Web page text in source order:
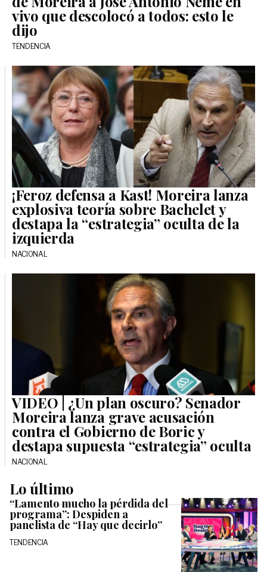
vivo que descolocó a todos: esto le
dijo
TENDENCIA
¡Feroz defensa a Kast! Moreira lanza
explosiva teoría sobre Bachelet y
destapa la “estrategia” oculta de la
izquierda
NACIONAL
VIDEO | ¿Un plan oscuro? Senador
Moreira lanza grave acusación
contra el Gobierno de Boric y
destapa supuesta “estrategia” oculta
NACIONAL
Lo último
“Lamento mucho la pérdida del
programa”: Despiden a
panelista de “Hay que decirlo”
TENDENCIA